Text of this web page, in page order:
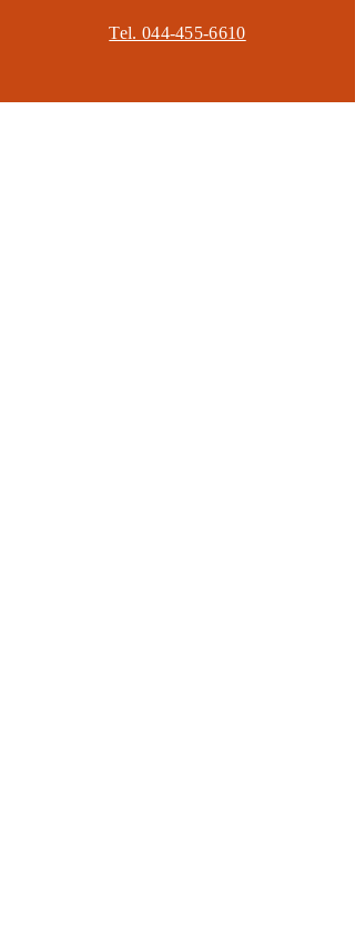
Tel. 044-455-6610